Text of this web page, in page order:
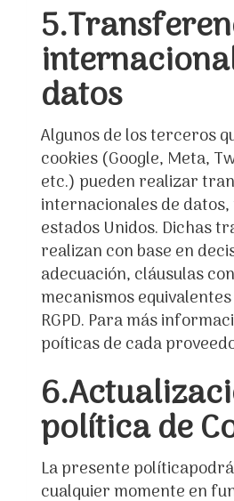
datos
Algunos de los terceros
cookies (Google, Meta,
etc.) pueden realizar
internacionales de
estados Unidos. Dichas
realizan con base en
adecuación, cláusulas
mecanismos
RGPD. Para más
poíticas de cada
política de
La presente
cualquier momente en